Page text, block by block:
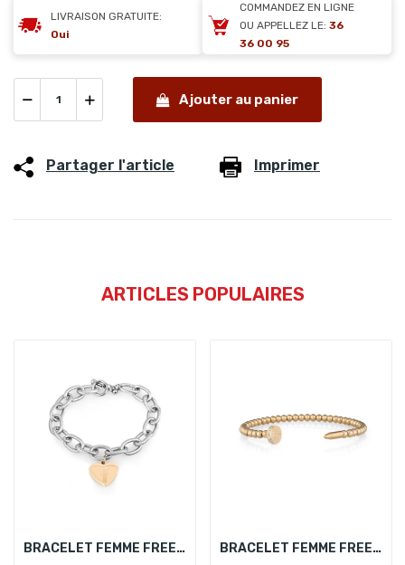
LIVRAISON GRATUITE:
Oui
COMMANDEZ EN LIGNE
OU APPELLEZ LE: 36
36 00 95
Ajouter au panier
Partager l'article Imprimer
ARTICLES POPULAIRES
BRACELET FEMME FREELOOK FRJ.3.3010-2
BRACELET FEMME FREELOOK FRJ.3.3005-3